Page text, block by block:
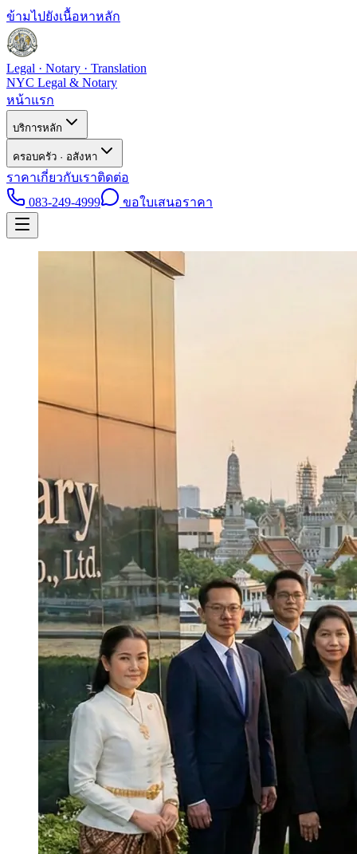
ข้ามไปยังเนื้อหาหลัก
Legal · Notary · Translation
NYC Legal & Notary
หน้าแรก
บริการหลัก
ครอบครัว · อสังหา
ราคาเกี่ยวกับเราติดต่อ
083-249-4999
ขอใบเสนอราคา